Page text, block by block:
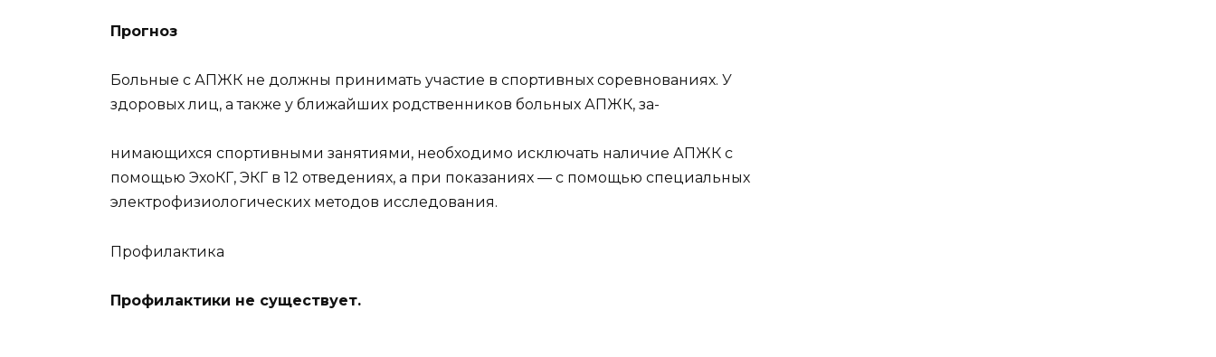
Прогноз
Больные с АПЖК не должны принимать участие в спортивных соревнованиях. У
здоровых лиц, а также у ближайших родственников больных АПЖК, за-
нимающихся спортивными занятиями, необходимо исключать наличие АПЖК с
помощью ЭхоКГ, ЭКГ в 12 отведениях, а при показаниях — с помощью специальных
электрофизиологических методов исследования.
Профилактика
Профилактики не существует.